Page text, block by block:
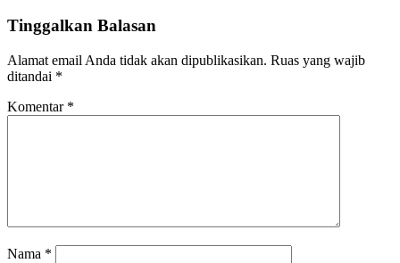
Tinggalkan Balasan
Alamat email Anda tidak akan dipublikasikan. Ruas yang wajib
ditandai *
Komentar *
Nama *